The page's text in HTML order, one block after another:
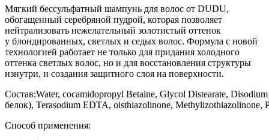
Мягкий бессульфатный шампунь для волос от DUDU,
обогащенный серебряной пудрой, которая позволяет
нейтрализовать нежелательный золотистый оттенок
у блондированных, светлых и седых волос. Формула с новой
технологией работает не только для придания холодного
оттенка светлых волос, но и для восстановления структуры
изнутри, и создания защитного слоя на поверхности.
Состав:Water, cocamidopropyl Betaine, Glycol Distearate,
белок), Terasodium EDTA, oisthiazolinone, Methylizothiazolinone,
Способ применения: